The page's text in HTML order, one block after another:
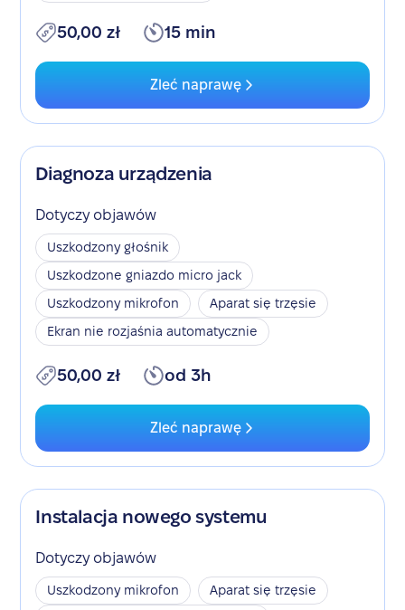
50,00 zł 15 min
Zleć naprawę
Diagnoza urządzenia
Dotyczy objawów
Uszkodzony głośnik
Uszkodzone gniazdo micro jack
Uszkodzony mikrofon
Aparat się trzęsie
Ekran nie rozjaśnia automatycznie
50,00 zł od 3h
Zleć naprawę
Instalacja nowego systemu
Dotyczy objawów
Uszkodzony mikrofon
Aparat się trzęsie